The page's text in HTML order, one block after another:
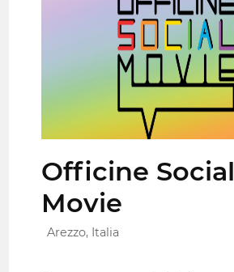
Officine Social
Movie
Arezzo, Italia